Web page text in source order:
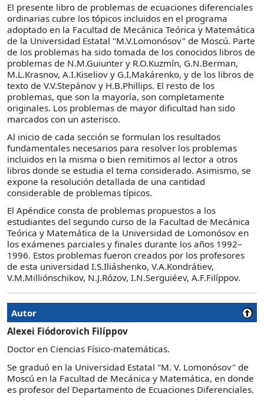
El presente libro de problemas de ecuaciones diferenciales
ordinarias cubre los tópicos incluidos en el programa
adoptado en la Facultad de Mecánica Teórica y Matemática
de la Universidad Estatal "M.V.Lomonósov" de Moscú. Parte
de los problemas ha sido tomada de los conocidos libros de
problemas de N.M.Guiunter y R.O.Kuzmín, G.N.Berman,
M.L.Krasnov, A.I.Kiseliov y G.I.Makárenko, y de los libros de
texto de V.V.Stepánov y H.B.Phillips. El resto de los
problemas, que son la mayoría, son completamente
originales. Los problemas de mayor dificultad han sido
marcados con un asterisco.
Al inicio de cada sección se formulan los resultados
fundamentales necesarios para resolver los problemas
incluidos en la misma o bien remitimos al lector a otros
libros donde se estudia el tema considerado. Asimismo, se
expone la resolución detallada de una cantidad
considerable de problemas típicos.
El Apéndice consta de problemas propuestos a los
estudiantes del segundo curso de la Facultad de Mecánica
Teórica y Matemática de la Universidad de Lomonósov en
los exámenes parciales y finales durante los años 1992–
1996. Estos problemas fueron creados por los profesores
de esta universidad I.S.Iliáshenko, V.A.Kondrátiev,
V.M.Milliónschikov, N.J.Rózov, I.N.Serguiéev, A.F.Filíppov.
Autor
Alexei Fiódorovich Filíppov
Doctor en Ciencias Físico-matemáticas.
Se graduó en la Universidad Estatal "M. V. Lomonósov" de
Moscú en la Facultad de Mecánica y Matemática, en donde
es profesor del Departamento de Ecuaciones Diferenciales.